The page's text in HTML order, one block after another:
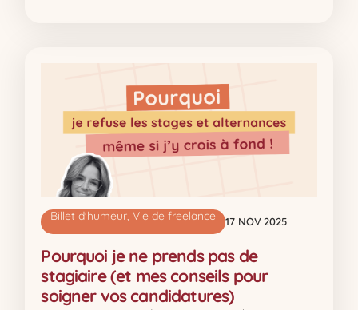
Billet d'humeur,Vie de freelance 17 NOV 2025
Pourquoi je ne prends pas de
stagiaire (et mes conseils pour
soigner vos candidatures)